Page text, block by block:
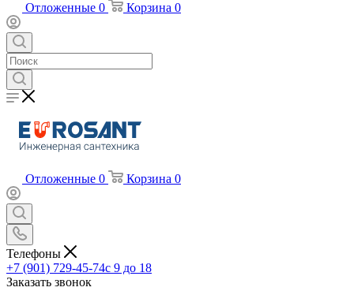
Отложенные 0 Корзина 0
Отложенные 0 Корзина 0
Телефоны
+7 (901) 729-45-74c 9 до 18
Заказать звонок